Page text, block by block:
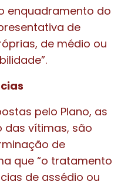
enquadramento do
de
de médio ou
pelo Plano, as
das vítimas, são
de
que “o tratamento
de assédio ou